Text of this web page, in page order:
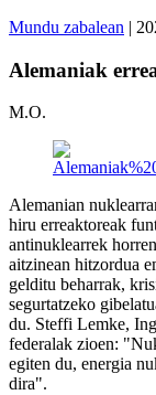
Mundu zabalean |
Alemaniak
M.O.
Alemanian
hiru erreaktoreak
antinuklearrek
aitzinean hitzordua
gelditu beharrak,
segurtatzeko
du. Steffi Lemke,
federalak zioen:
egiten du, energia
dira".